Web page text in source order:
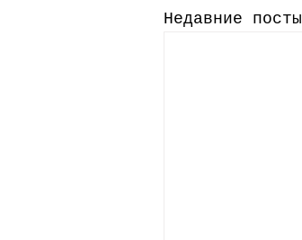
Недавние посты